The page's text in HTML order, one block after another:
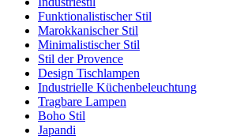
Funktionalistischer Stil
Marokkanischer Stil
Minimalistischer Stil
Stil der Provence
Design Tischlampen
Industrielle Küchenbeleuchtung
Tragbare Lampen
Boho Stil
Japandi